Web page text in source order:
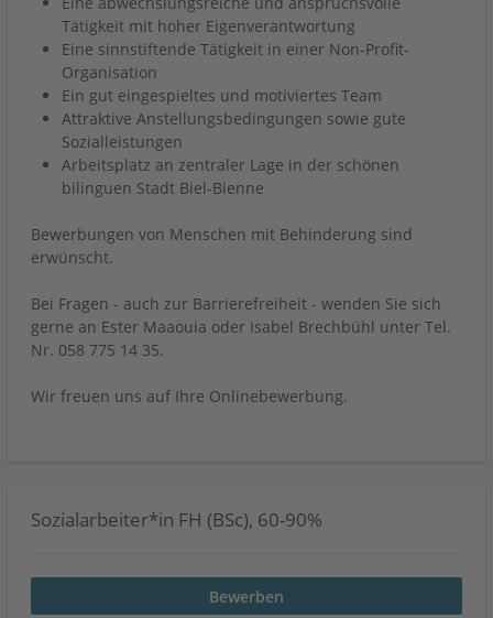
Sozialarbeiter*in FH (BSc), 60-90%
Bewerben
Tätigkeit mit hoher Eigenverantwortung
Eine sinnstiftende Tätigkeit in einer Non-Profit-
Organisation
Ein gut eingespieltes und motiviertes Team
Attraktive Anstellungsbedingungen sowie gute
Sozialleistungen
Arbeitsplatz an zentraler Lage in der schönen
bilinguen Stadt Biel-Bienne
Bewerbungen von Menschen mit Behinderung sind
erwünscht.
Bei Fragen - auch zur Barrierefreiheit - wenden Sie sich
gerne an Ester Maaouia oder Isabel Brechbühl unter Tel.
Nr. 058 775 14 35.
Wir freuen uns auf Ihre Onlinebewerbung.